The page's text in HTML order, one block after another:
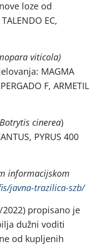
loze od
EC,
viticola)
MAGMA
F, ARMETIL
Botrytis cinerea)
PYRUS 400
informacijskom
javna-trazilica-szb/
propisano je
dužni voditi
od kupljenih